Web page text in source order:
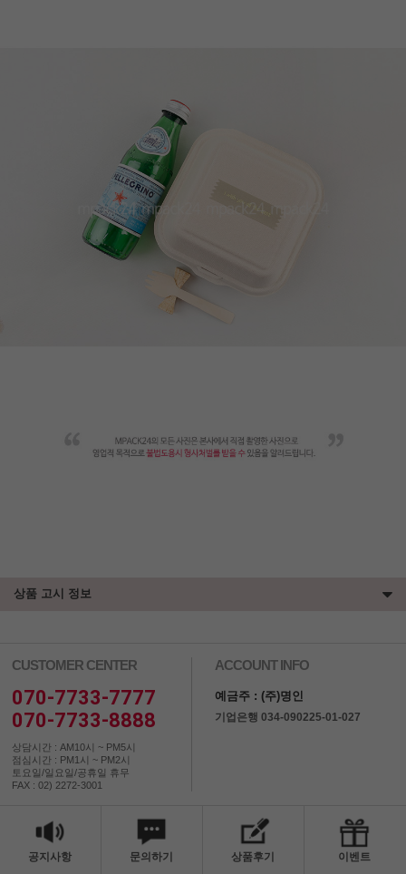
상품 고시 정보
CUSTOMER CENTER
070-7733-7777
070-7733-8888
상담시간 : AM10시 ~ PM5시
점심시간 : PM1시 ~ PM2시
토요일/일요일/공휴일 휴무
FAX : 02) 2272-3001
ACCOUNT INFO
예금주 : (주)명인
기업은행 034-090225-01-027
공지사항 문의하기 상품후기 이벤트